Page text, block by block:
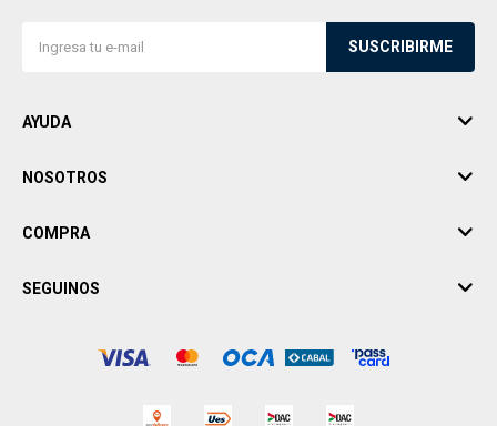
SUSCRIBIRME
AYUDA
NOSOTROS
COMPRA
SEGUINOS